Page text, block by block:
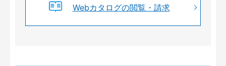
Webカタログの閲覧・請求